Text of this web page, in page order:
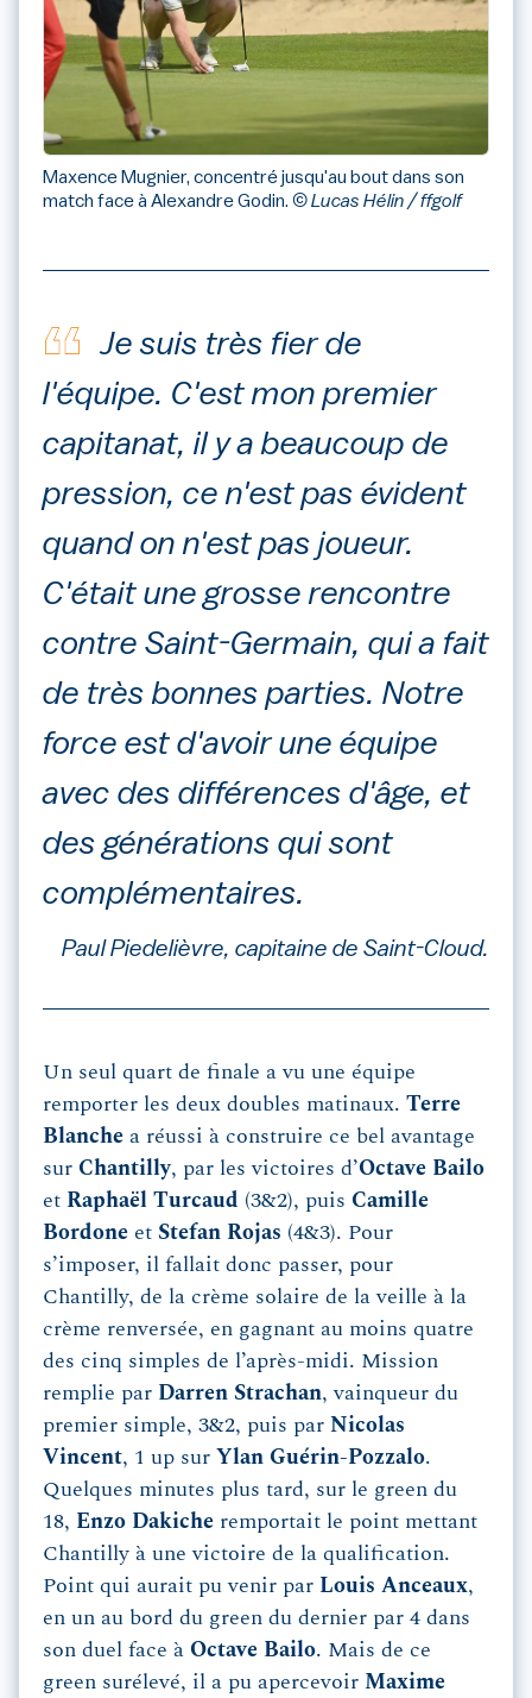
Maxence Mugnier, concentré jusqu'au bout dans son
match face à Alexandre Godin. © Lucas Hélin / ffgolf
Je suis très fier de
l'équipe. C'est mon premier
capitanat, il y a beaucoup de
pression, ce n'est pas évident
quand on n'est pas joueur.
C'était une grosse rencontre
contre Saint-Germain, qui a fait
de très bonnes parties. Notre
force est d'avoir une équipe
avec des différences d'âge, et
des générations qui sont
complémentaires.
Paul Piedelièvre, capitaine de Saint-Cloud.
Un seul quart de finale a vu une équipe
remporter les deux doubles matinaux. Terre
Blanche a réussi à construire ce bel avantage
sur Chantilly, par les victoires d’Octave Bailo
et Raphaël Turcaud (3&2), puis Camille
Bordone et Stefan Rojas (4&3). Pour
s’imposer, il fallait donc passer, pour
Chantilly, de la crème solaire de la veille à la
crème renversée, en gagnant au moins quatre
des cinq simples de l’après-midi. Mission
remplie par Darren Strachan, vainqueur du
premier simple, 3&2, puis par Nicolas
Vincent, 1 up sur Ylan Guérin-Pozzalo.
Quelques minutes plus tard, sur le green du
18, Enzo Dakiche remportait le point mettant
Chantilly à une victoire de la qualification.
Point qui aurait pu venir par Louis Anceaux,
en un au bord du green du dernier par 4 dans
son duel face à Octave Bailo. Mais de ce
green surélevé, il a pu apercevoir Maxime